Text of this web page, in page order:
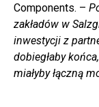
Components. –
zakładów w
inwestycji z
dobiegłaby
miałyby łączną